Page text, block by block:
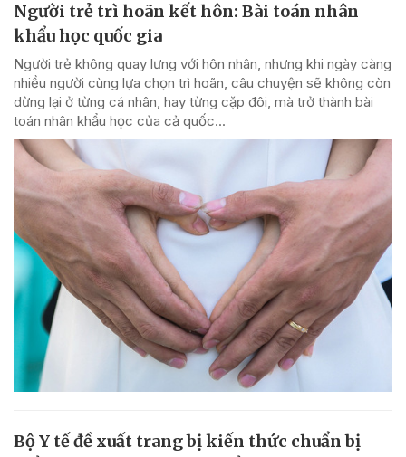
Người trẻ trì hoãn kết hôn: Bài toán nhân
khẩu học quốc gia
Người trẻ không quay lưng với hôn nhân, nhưng khi ngày càng
nhiều người cùng lựa chọn trì hoãn, câu chuyện sẽ không còn
dừng lại ở từng cá nhân, hay từng cặp đôi, mà trở thành bài
toán nhân khẩu học của cả quốc...
Bộ Y tế đề xuất trang bị kiến thức chuẩn bị